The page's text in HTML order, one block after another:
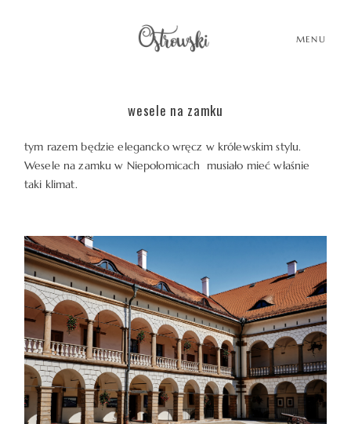
MENU
wesele na zamku
tym razem będzie elegancko wręcz w królewskim stylu.
Wesele na zamku w Niepołomicach musiało mieć właśnie
taki klimat.
HISTORIE
O MNIE
BLOG
WARSZTATY